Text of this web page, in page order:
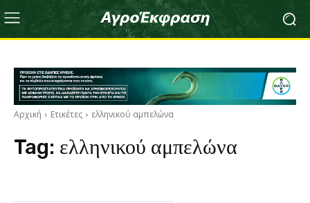
Αρχική Ετικέτες ελληνικού αμπελώνα
Tag: ελληνικού αμπελώνα